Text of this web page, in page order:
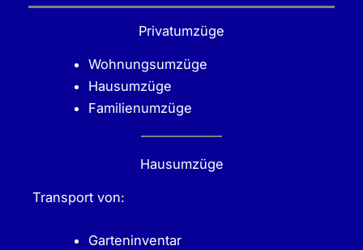
Privatumzüge
Wohnungsumzüge
Hausumzüge
Familienumzüge
Hausumzüge
Transport von:
Garteninventar